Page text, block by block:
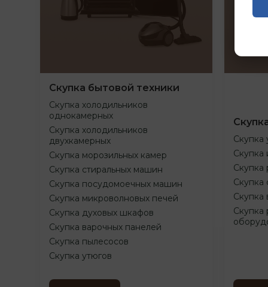
Скупка бытовой техники
Скупка холодильников
однокамерных
Скупка холодильников
двухкамерных
Скупка морозильных камер
Скупка стиральных машин
Скупка посудомоечных машин
Скупка микроволновых печей
Скупка духовых шкафов
Скупка варочных панелей
Скупка пылесосов
Скупка утюгов
Скупка
Скупка
Скупка
Скупка
Скупка
Скупка